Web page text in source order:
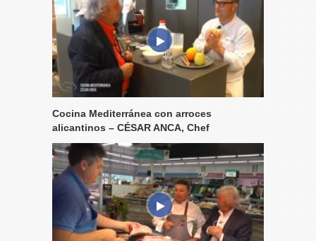
Cocina Mediterránea con arroces
alicantinos – CÉSAR ANCA, Chef